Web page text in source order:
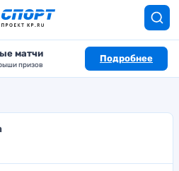
матчи
призов
Подробнее